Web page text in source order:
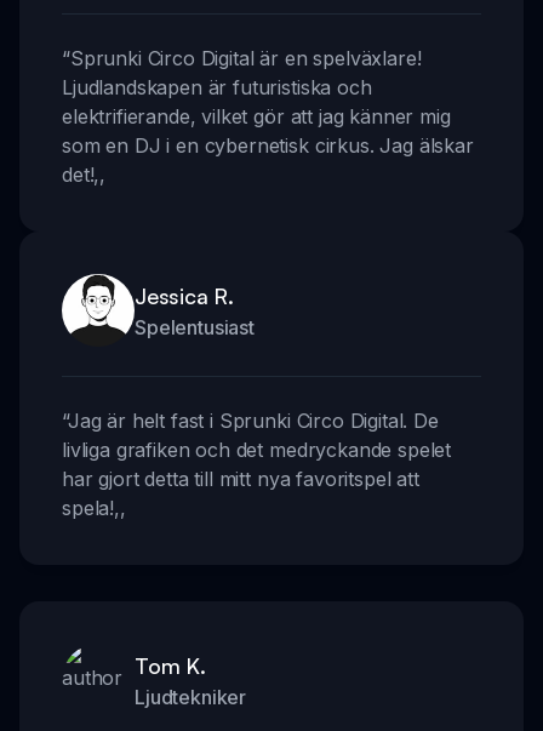
“Sprunki Circo Digital är en spelväxlare!
Ljudlandskapen är futuristiska och
elektrifierande, vilket gör att jag känner mig
som en DJ i en cybernetisk cirkus. Jag älskar
det!,,
Jessica R.
Spelentusiast
“Jag är helt fast i Sprunki Circo Digital. De
livliga grafiken och det medryckande spelet
har gjort detta till mitt nya favoritspel att
spela!,,
Tom K.
Ljudtekniker